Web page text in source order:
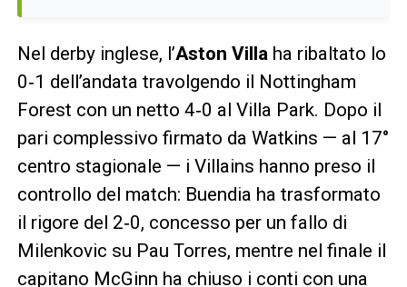
Nel derby inglese, l’Aston Villa ha ribaltato lo
0‑1 dell’andata travolgendo il Nottingham
Forest con un netto 4‑0 al Villa Park. Dopo il
pari complessivo firmato da Watkins — al 17°
centro stagionale — i Villains hanno preso il
controllo del match: Buendia ha trasformato
il rigore del 2‑0, concesso per un fallo di
Milenkovic su Pau Torres, mentre nel finale il
capitano McGinn ha chiuso i conti con una